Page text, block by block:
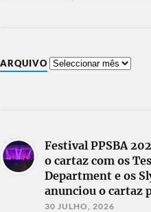
ARQUIVO
Festival PPSBA
o cartaz com os
Department e os
anunciou o cartaz
30 JULHO, 2026